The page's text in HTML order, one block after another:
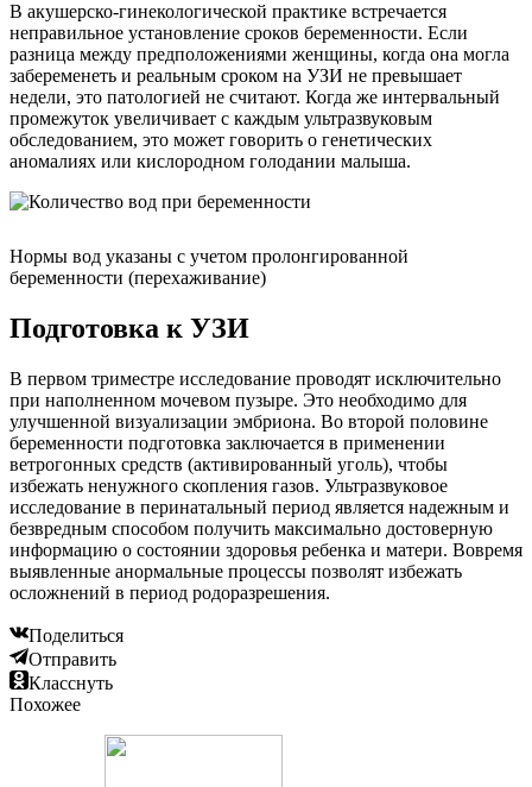
В акушерско-гинекологической практике встречается
неправильное установление сроков беременности. Если
разница между предположениями женщины, когда она могла
забеременеть и реальным сроком на УЗИ не превышает
недели, это патологией не считают. Когда же интервальный
промежуток увеличивает с каждым ультразвуковым
обследованием, это может говорить о генетических
аномалиях или кислородном голодании малыша.
Нормы вод указаны с учетом пролонгированной
беременности (перехаживание)
Подготовка к УЗИ
В первом триместре исследование проводят исключительно
при наполненном мочевом пузыре. Это необходимо для
улучшенной визуализации эмбриона. Во второй половине
беременности подготовка заключается в применении
ветрогонных средств (активированный уголь), чтобы
избежать ненужного скопления газов. Ультразвуковое
исследование в перинатальный период является надежным и
безвредным способом получить максимально достоверную
информацию о состоянии здоровья ребенка и матери. Вовремя
выявленные анормальные процессы позволят избежать
осложнений в период родоразрешения.
Поделиться
Отправить
Класснуть
Похожее